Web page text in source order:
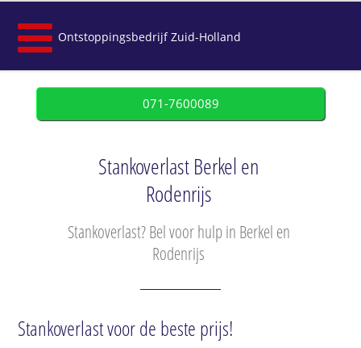
Ontstoppingsbedrijf Zuid-Holland
071-7600089
Stankoverlast Berkel en
Rodenrijs
Stankoverlast? Bel voor hulp in Berkel en
Rodenrijs
Stankoverlast voor de beste prijs!